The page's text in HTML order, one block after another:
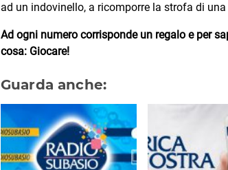
ad un indovinello, a ricomporre la strofa di una
Ad ogni numero corrisponde un regalo e per
cosa: Giocare!
Guarda anche: